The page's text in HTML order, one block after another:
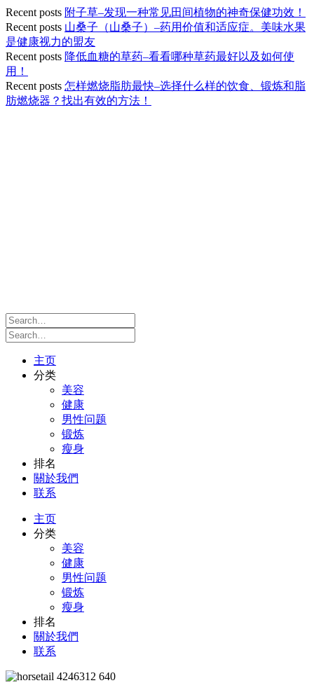
Recent posts 附子草–发现一种常见田间植物的神奇保健功效！
Recent posts 山桑子（山桑子）–药用价值和适应症。美味水果
是健康视力的盟友
Recent posts 降低血糖的草药–看看哪种草药最好以及如何使
用！
Recent posts 怎样燃烧脂肪最快–选择什么样的饮食、锻炼和脂
肪燃烧器？找出有效的方法！
主页
分类
美容
健康
男性问题
锻炼
瘦身
排名
關於我們
联系
主页
分类
美容
健康
男性问题
锻炼
瘦身
排名
關於我們
联系